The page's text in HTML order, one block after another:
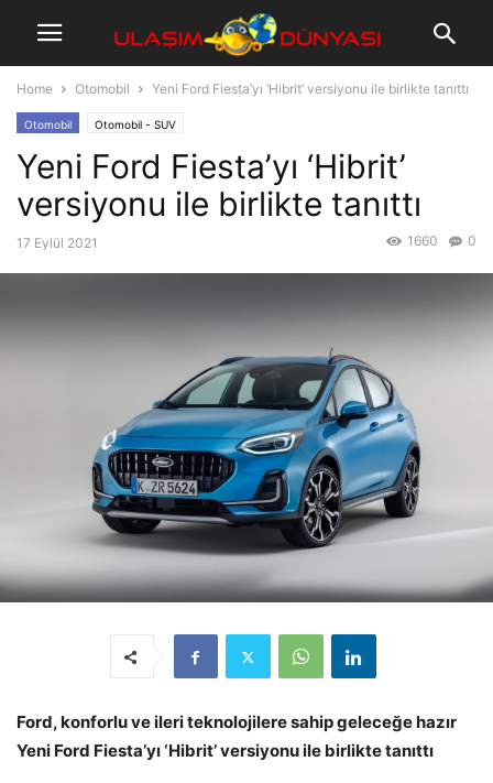
Home Otomobil Yeni Ford Fiesta’yı ‘Hibrit’ versiyonu ile birlikte tanıttı
Otomobil Otomobil - SUV
Yeni Ford Fiesta’yı ‘Hibrit’
versiyonu ile birlikte tanıttı
17 Eylül 2021 0
1660
Ford, konforlu ve ileri teknolojilere sahip geleceğe hazır
Yeni Ford Fiesta’yı ‘Hibrit’ versiyonu ile birlikte tanıttı